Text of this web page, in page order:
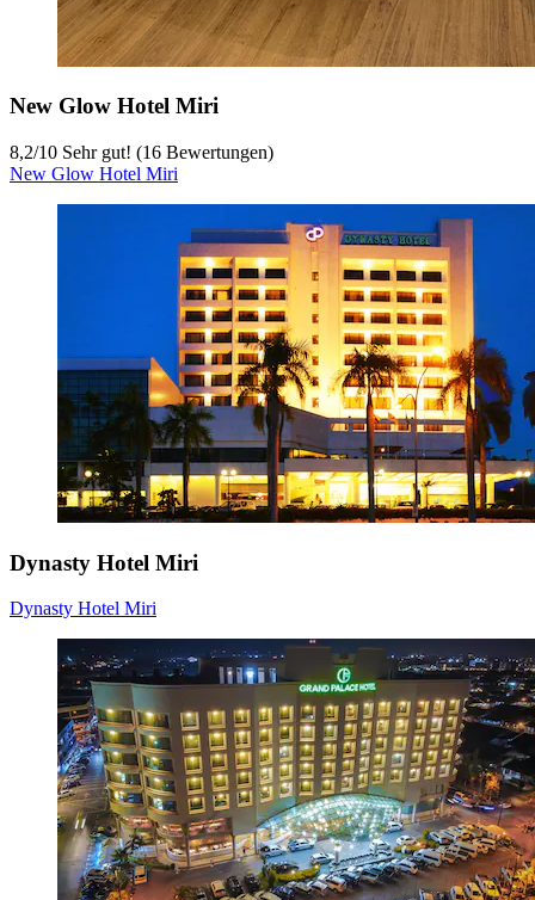
New Glow Hotel Miri
8,2/10 Sehr gut! (16 Bewertungen)
New Glow Hotel Miri
Dynasty Hotel Miri
Dynasty Hotel Miri